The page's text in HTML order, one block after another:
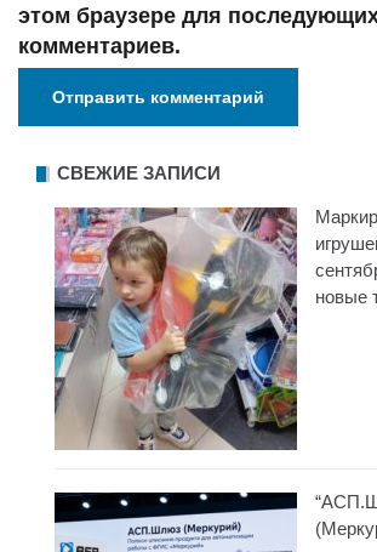
этом браузере для
комментариев.
СВЕЖИЕ ЗАПИСИ
новые